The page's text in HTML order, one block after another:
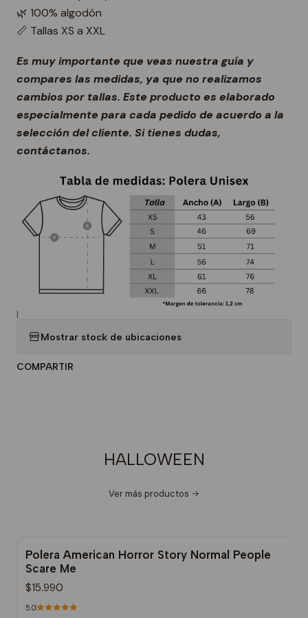
🌿 100% algodón
📏 Tallas XS a XXL
Es muy importante que veas nuestra guía y
compares las medidas, ya que no realizamos
cambios por tallas. Este producto es elaborado
especialmente para cada pedido de acuerdo a la
selección del cliente. Si tienes dudas,
contáctanos.
|
Mostrar stock de ubicaciones
COMPARTIR
HALLOWEEN
Ver más productos
Polera American Horror Story Normal People
Scare Me
$15.990
5.0